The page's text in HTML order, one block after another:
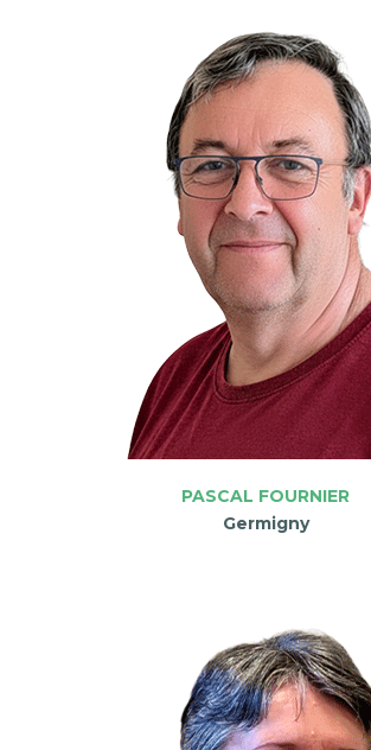
PASCAL FOURNIER
Germigny